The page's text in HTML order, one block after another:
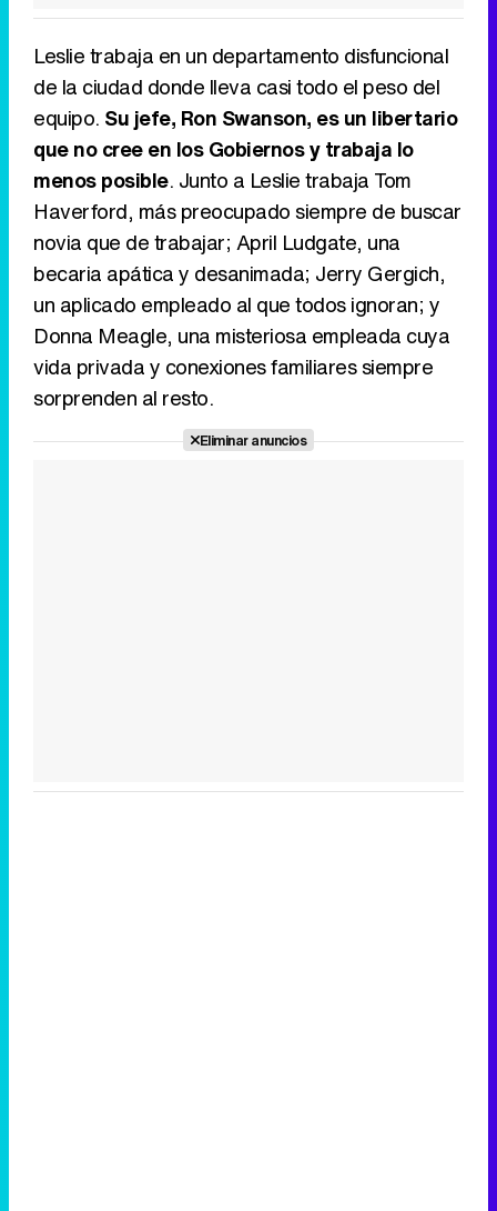
Leslie trabaja en un departamento disfuncional
de la ciudad donde lleva casi todo el peso del
equipo. Su jefe, Ron Swanson, es un libertario
que no cree en los Gobiernos y trabaja lo
menos posible. Junto a Leslie trabaja Tom
Haverford, más preocupado siempre de buscar
novia que de trabajar; April Ludgate, una
becaria apática y desanimada; Jerry Gergich,
un aplicado empleado al que todos ignoran; y
Donna Meagle, una misteriosa empleada cuya
vida privada y conexiones familiares siempre
sorprenden al resto.
Eliminar anuncios